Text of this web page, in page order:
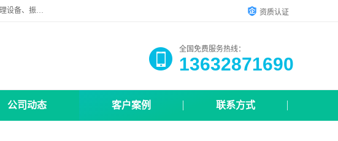
深圳市钰泰噪声治理技术有限公司是一家专业从事电梯噪声治理,噪声处理,消声器,冷却塔噪声治理的公司,主要供应多种噪声治理、噪声处理设备、振动控制工程、机房噪声治理、噪声振动治理、机房噪声治理等，欢迎联系。 资质认证
全国免费服务热线：
13632871690
公司动态 客户案例 联系方式